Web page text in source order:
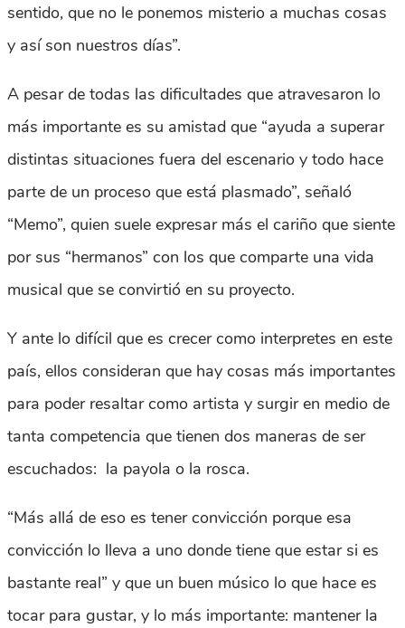
sentido, que no le ponemos misterio a muchas cosas
y así son nuestros días”.
A pesar de todas las dificultades que atravesaron lo
más importante es su amistad que “ayuda a superar
distintas situaciones fuera del escenario y todo hace
parte de un proceso que está plasmado”, señaló
“Memo”, quien suele expresar más el cariño que siente
por sus “hermanos” con los que comparte una vida
musical que se convirtió en su proyecto.
Y ante lo difícil que es crecer como interpretes en este
país, ellos consideran que hay cosas más importantes
para poder resaltar como artista y surgir en medio de
tanta competencia que tienen dos maneras de ser
escuchados: la payola o la rosca.
“Más allá de eso es tener convicción porque esa
convicción lo lleva a uno donde tiene que estar si es
bastante real” y que un buen músico lo que hace es
tocar para gustar, y lo más importante: mantener la